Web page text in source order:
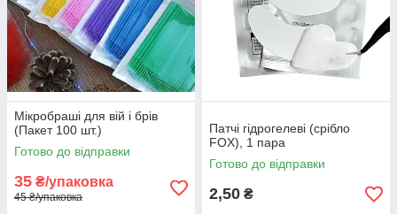
Мікробраші для вій і брів
(Пакет 100 шт.)
Готово до відправки
35 ₴/упаковка
45 ₴/упаковка
Патчі гідрогелеві (срібло
FOX), 1 пара
Готово до відправки
2,50 ₴